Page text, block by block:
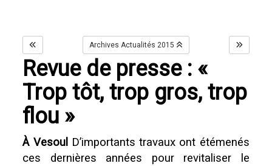
Archives Actualités 2015
Revue de presse : «
Trop tôt, trop gros, trop
flou »
À Vesoul D’importants travaux ont étémenés
ces dernières années pour revitaliser le